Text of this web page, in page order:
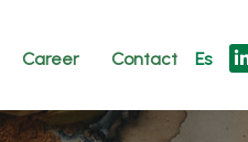
Career Contact Es